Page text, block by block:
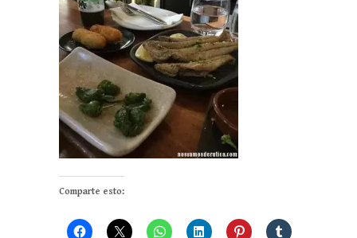
Comparte esto: